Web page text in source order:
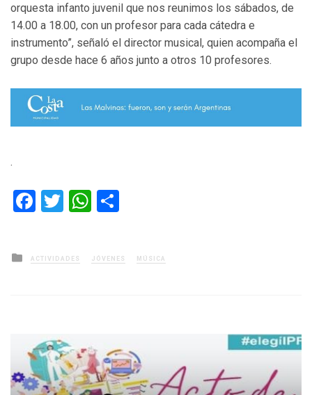
orquesta infanto juvenil que nos reunimos los sábados, de
14.00 a 18.00, con un profesor para cada cátedra e
instrumento”, señaló el director musical, quien acompaña el
grupo desde hace 6 años junto a otros 10 profesores.
.
Facebook
TwitterWhatsApp
Posted
in
ACTIVIDADES JÓVENES MÚSICA